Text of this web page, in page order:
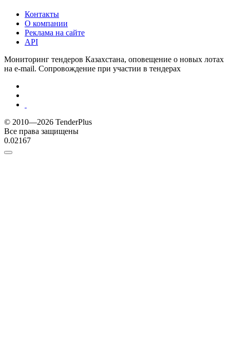
Контакты
О компании
Реклама на сайте
API
Мониторинг тендеров Казахстана, оповещение о новых лотах
на e-mail. Сопровождение при участии в тендерах
© 2010—2026 TenderPlus
Все права защищены
0.02167